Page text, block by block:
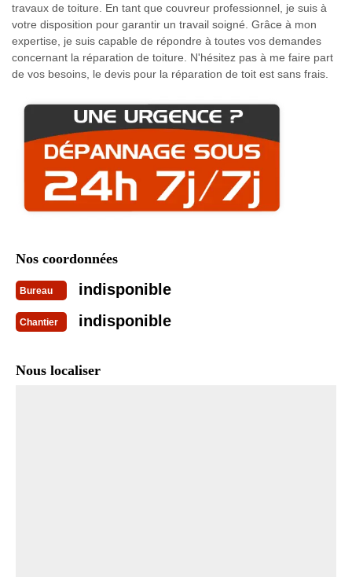
travaux de toiture. En tant que couvreur professionnel, je suis à
votre disposition pour garantir un travail soigné. Grâce à mon
expertise, je suis capable de répondre à toutes vos demandes
concernant la réparation de toiture. N'hésitez pas à me faire part
de vos besoins, le devis pour la réparation de toit est sans frais.
Nos coordonnées
Bureau indisponible
Chantier indisponible
Nous localiser